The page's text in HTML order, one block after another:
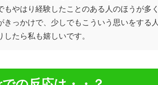
もやはり経験したことのある人のほうが多
きっかけで、少しでもこういう思いをする
したら私も嬉しいです。